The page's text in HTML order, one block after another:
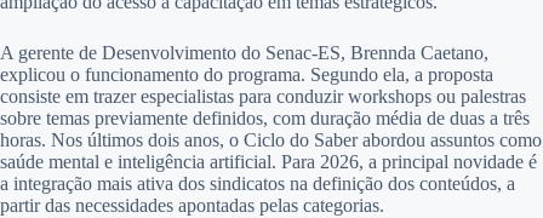
A gerente de Desenvolvimento do Senac-ES, Brennda Caetano,
explicou o funcionamento do programa. Segundo ela, a proposta
consiste em trazer especialistas para conduzir workshops ou palestras
sobre temas previamente definidos, com duração média de duas a três
horas. Nos últimos dois anos, o Ciclo do Saber abordou assuntos como
saúde mental e inteligência artificial. Para 2026, a principal novidade é
a integração mais ativa dos sindicatos na definição dos conteúdos, a
partir das necessidades apontadas pelas categorias.